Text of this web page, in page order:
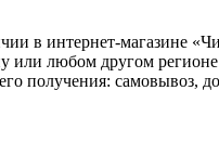
в интернет-магазине
любом другом
получения: самовывоз,